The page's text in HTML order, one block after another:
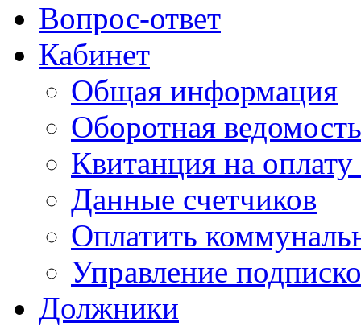
Вопрос-ответ
Кабинет
Общая информация
Оборотная ведомость
Квитанция на
Данные счетчиков
Оплатить
Управление
Должники